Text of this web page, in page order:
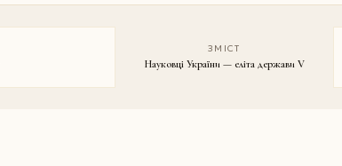
ЗМІСТ
Науковці України — еліта держави V